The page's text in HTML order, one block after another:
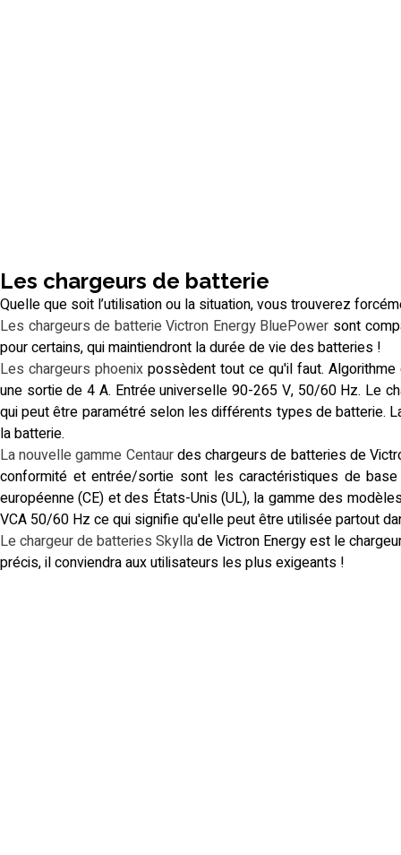
Les chargeurs de batterie
Quelle que soit l’utilisation ou la situation, vous trouverez
Les chargeurs de batterie Victron Energy BluePower sont
pour certains, qui maintiendront la durée de vie des batteries !
Les chargeurs phoenix possèdent tout ce qu'il faut.
une sortie de 4 A. Entrée universelle 90-265 V, 50/60 Hz. Le
qui peut être paramétré selon les différents types de batterie.
la batterie.
La nouvelle gamme Centaurdes chargeurs de batteries de
conformité et entrée/sortie sont les caractéristiques de
européenne (CE) et des États-Unis (UL), la gamme des
VCA 50/60 Hz ce qui signifie qu'elle peut être utilisée partout
Le chargeur de batteries Skyllade Victron Energy est le
précis, il conviendra aux utilisateurs les plus exigeants !